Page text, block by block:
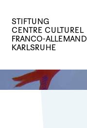
STIFTUNG
CENTRE CULTUREL
FRANCO-ALLEMAND
KARLSRUHE